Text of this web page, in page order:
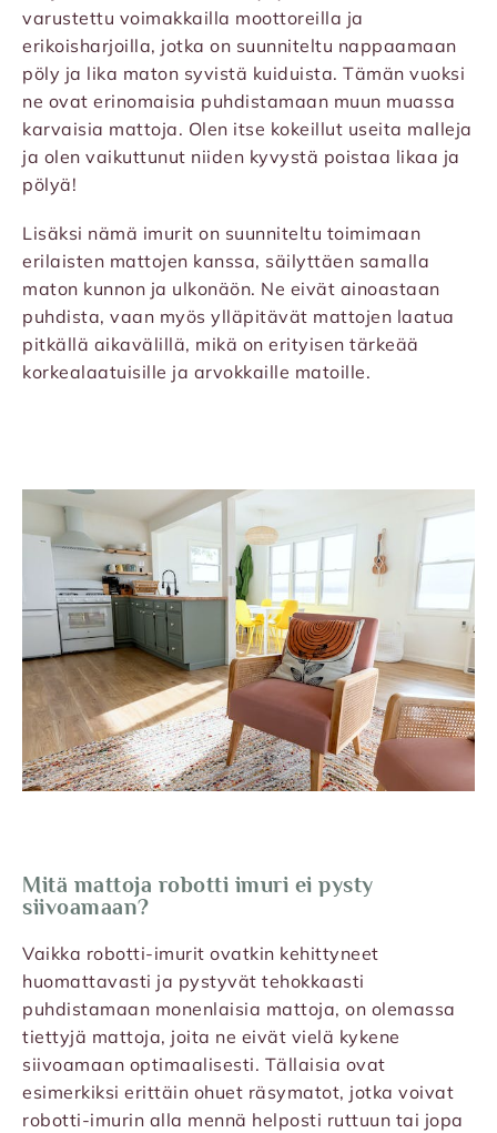
varustettu voimakkailla moottoreilla ja
erikoisharjoilla, jotka on suunniteltu nappaamaan
pöly ja lika maton syvistä kuiduista. Tämän vuoksi
ne ovat erinomaisia puhdistamaan muun muassa
karvaisia mattoja. Olen itse kokeillut useita malleja
ja olen vaikuttunut niiden kyvystä poistaa likaa ja
pölyä!
Lisäksi nämä imurit on suunniteltu toimimaan
erilaisten mattojen kanssa, säilyttäen samalla
maton kunnon ja ulkonäön. Ne eivät ainoastaan
puhdista, vaan myös ylläpitävät mattojen laatua
pitkällä aikavälillä, mikä on erityisen tärkeää
korkealaatuisille ja arvokkaille matoille.
Mitä mattoja robotti imuri ei pysty
siivoamaan?
Vaikka robotti-imurit ovatkin kehittyneet
huomattavasti ja pystyvät tehokkaasti
puhdistamaan monenlaisia mattoja, on olemassa
tiettyjä mattoja, joita ne eivät vielä kykene
siivoamaan optimaalisesti. Tällaisia ovat
esimerkiksi erittäin ohuet räsymatot, jotka voivat
robotti-imurin alla mennä helposti ruttuun tai jopa